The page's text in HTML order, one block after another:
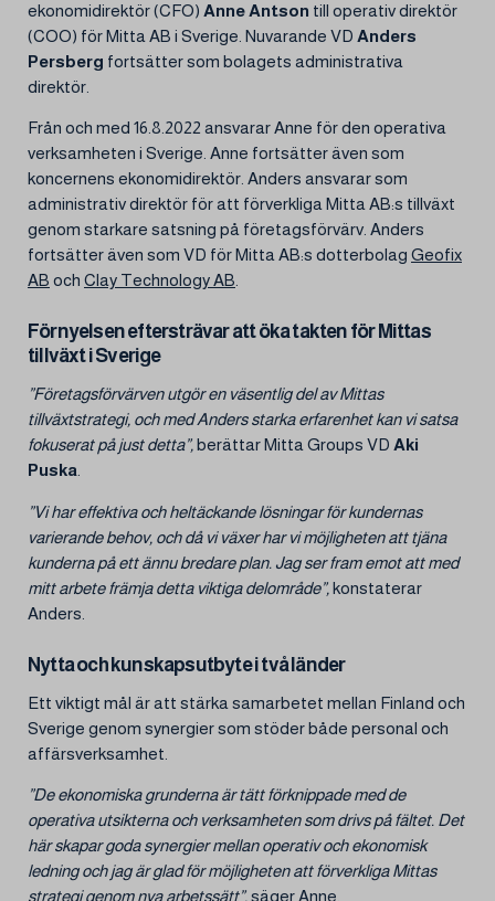
ekonomidirektör (CFO) Anne Antson till operativ direktör
(COO) för Mitta AB i Sverige. Nuvarande VD Anders
Persberg fortsätter som bolagets administrativa
direktör.
Från och med 16.8.2022 ansvarar Anne för den operativa
verksamheten i Sverige. Anne fortsätter även som
koncernens ekonomidirektör. Anders ansvarar som
administrativ direktör för att förverkliga Mitta AB:s tillväxt
genom starkare satsning på företagsförvärv. Anders
fortsätter även som VD för Mitta AB:s dotterbolag Geofix
AB och Clay Technology AB
Förnyelsen eftersträvar att öka takten för Mittas
tillväxt i Sverige
”Företagsförvärven utgör en väsentlig del av Mittas
tillväxtstrategi, och med Anders starka erfarenhet kan vi satsa
fokuserat på just detta”,berättar Mitta Groups VD Aki
Puska
”Vi har effektiva och heltäckande lösningar för kundernas
varierande behov, och då vi växer har vi möjligheten att tjäna
kunderna på ett ännu bredare plan. Jag ser fram emot att med
mitt arbete främja detta viktiga delområde”,konstaterar
Anders.
Nytta och kunskapsutbyte i två länder
Ett viktigt mål är att stärka samarbetet mellan Finland och
Sverige genom synergier som stöder både personal och
affärsverksamhet.
”De ekonomiska grunderna är tätt förknippade med de
operativa utsikterna och verksamheten som drivs på fältet. Det
här skapar goda synergier mellan operativ och ekonomisk
ledning och jag är glad för möjligheten att förverkliga Mittas
strategi genom nya arbetssätt”,säger Anne.